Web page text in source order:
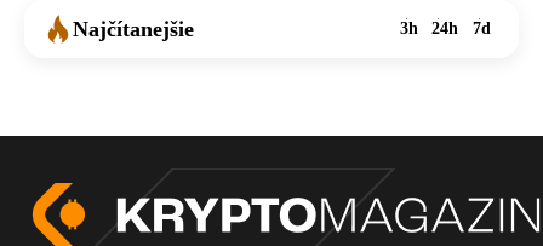
Najčítanejšie 3h 24h 7d